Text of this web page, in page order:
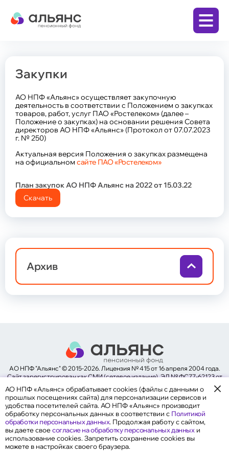
Личный кабинет
Заключить договор
Корпоративная пенсионная программа
Физическим лицам
Программа долгосрочных сбережений (ПДС)
пенсионному страхованию (ОПС)
обеспечению (НПО)
Общие сведения
Негосударственное пенсионное обеспечение
Общие сведения
Надежность
Законодательство
Карта сайта
Закупки
АО НПФ «Альянс» осуществляет закупочную
деятельность в соответствии с Положением о закупках
товаров, работ, услуг ПАО «Ростелеком» (далее –
Положение о закупках) на основании решения Совета
директоров АО НПФ «Альянс» (Протокол от 07.07.2023
г. № 250)
Актуальная версия Положения о закупках размещена
на официальном сайте ПАО «Ростелеком»
План закупок АО НПФ Альянс на 2022 от 15.03.22
Скачать
Архив
АО НПФ "Альянс" © 2015-2026. Лицензия № 415 от 16 апреля 2004 года.
Cайт зарегистрирован как СМИ (сетевое издание). ЭЛ № ФС77-62123 от
19 июня 2015 года.
АО НПФ «Альянс» обрабатывает cookies (файлы с данными о
прошлых посещениях сайта) для персонализации сервисов и
удобства посетителей сайта. АО НПФ «Альянс» производит
обработку персональных данных в соответствии с Политикой
обработки персональных данных. Продолжая работу с сайтом,
вы даете своесогласие на обработку персональных данныхи
использование cookies. Запретить сохранение cookies вы
можете в настройках своего браузера.